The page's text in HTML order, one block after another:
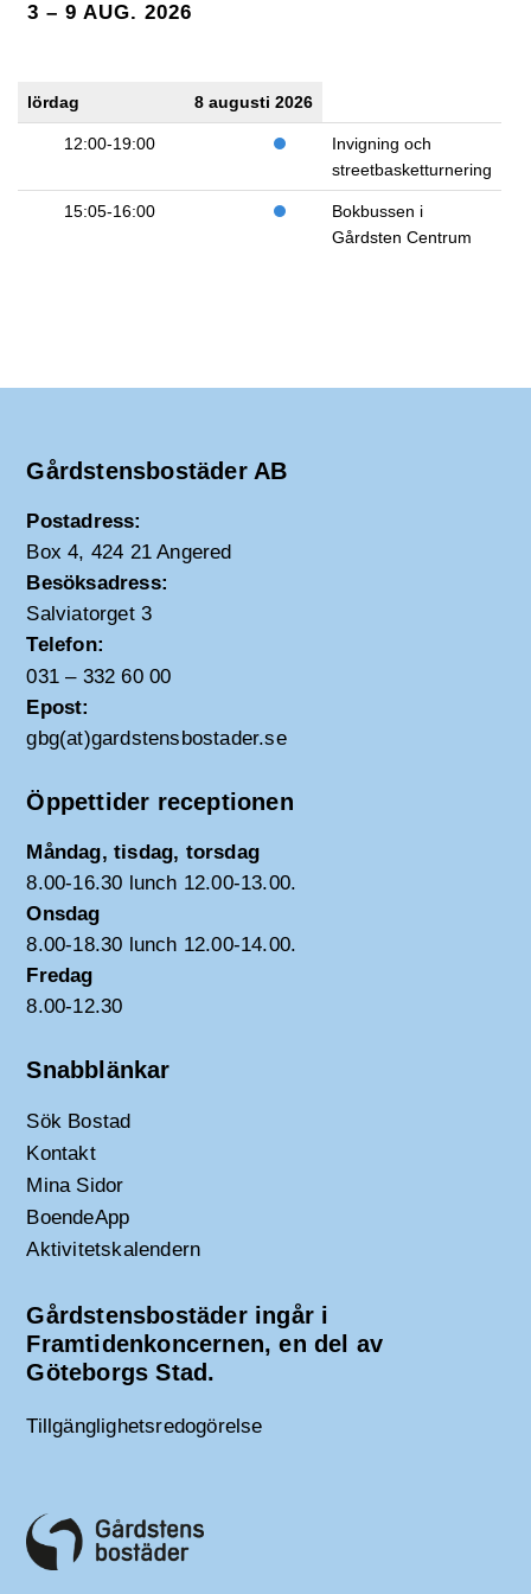
3 – 9 AUG. 2026
lördag 8 augusti 2026
12:00-19:00
Invigning och
streetbasketturnering
15:05-16:00
Bokbussen i
Gårdsten Centrum
Gårdstensbostäder AB
Postadress:
Box 4, 424 21 Angered
Besöksadress:
Salviatorget 3
Telefon:
031 – 332 60 00
Epost:
gbg(at)gardstensbostader.se
Öppettider receptionen
Måndag, tisdag, torsdag
8.00-16.30 lunch 12.00-13.00.
Onsdag
8.00-18.30 lunch 12.00-14.00.
Fredag
8.00-12.30
Snabblänkar
Sök Bostad
Kontakt
Mina Sidor
BoendeApp
Aktivitetskalendern
Gårdstensbostäder ingår i
Framtidenkoncernen, en del av
Göteborgs Stad.
Tillgänglighetsredogörelse